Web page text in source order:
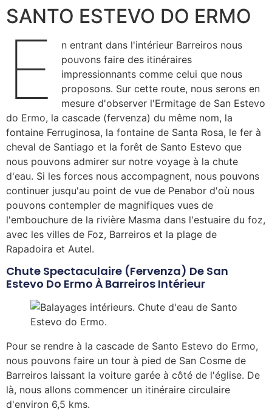
SANTO ESTEVO DO ERMO
E
n entrant dans l'intérieur Barreiros nous
pouvons faire des itinéraires
impressionnants comme celui que nous
proposons. Sur cette route, nous serons en
mesure d'observer l'Ermitage de San Estevo
do Ermo, la cascade (fervenza) du même nom, la
fontaine Ferruginosa, la fontaine de Santa Rosa, le fer à
cheval de Santiago et la forêt de Santo Estevo que
nous pouvons admirer sur notre voyage à la chute
d'eau. Si les forces nous accompagnent, nous pouvons
continuer jusqu'au point de vue de Penabor d'où nous
pouvons contempler de magnifiques vues de
l'embouchure de la rivière Masma dans l'estuaire du foz,
avec les villes de Foz, Barreiros et la plage de
Rapadoira et Autel.
Chute Spectaculaire (fervenza) De San
Estevo Do Ermo À Barreiros Intérieur
Pour se rendre à la cascade de Santo Estevo do Ermo,
nous pouvons faire un tour à pied de San Cosme de
Barreiros laissant la voiture garée à côté de l'église. De
là, nous allons commencer un itinéraire circulaire
d'environ 6,5 kms.